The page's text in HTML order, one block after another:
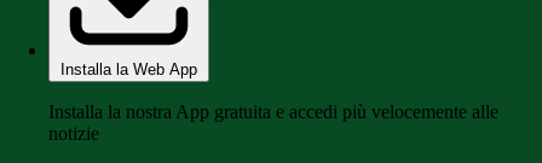
Installa la Web App
Installa la nostra App gratuita e accedi più velocemente alle
notizie